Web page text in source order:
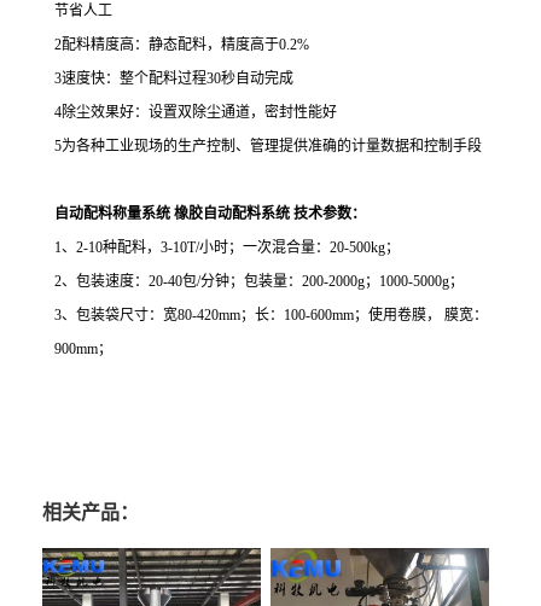
节省人工
2配料精度高：静态配料，精度高于0.2%
3速度快：整个配料过程30秒自动完成
4除尘效果好：设置双除尘通道，密封性能好
5为各种工业现场的生产控制、管理提供准确的计量数据和控制手段
自动配料称量系统 橡胶自动配料系统 技术参数：
1、 2-10种配料， 3-10T/小时；一次混合量： 20-500kg；
2、包装速度： 20-40包/分钟；包装量： 200-2000g； 1000-5000g；
3、包装袋尺寸：宽80-420mm；长： 100-600mm；使用卷膜， 膜宽：
900mm；
相关产品：